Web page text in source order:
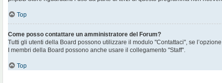
Top
Come posso contattare un amministratore del Forum?
Tutti gli utenti della Board possono utilizzare il modulo "Contattaci", se
I membri della Board possono anche usare il collegamento "Staff".
Top